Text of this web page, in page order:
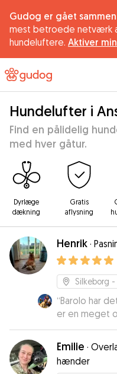
Gudog er gået
mest betroede netværk
hundeluftere. Aktiver
Hundelufter i
Find en pålidelig
med hver gåtur.
Dyrlæge
dækning
Gratis
aflysning
Henrik ·
Silkeborg -
“Barolo har
er en meget
Emilie ·
hænder